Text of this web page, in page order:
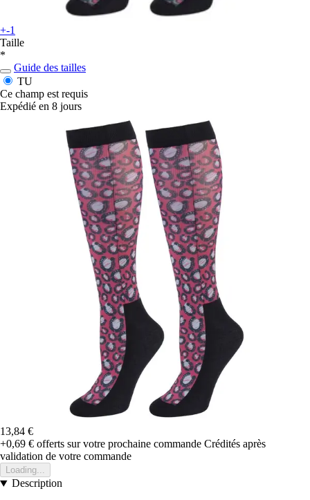
+-1
Taille
*
Guide des tailles
TU
Ce champ est requis
Expédié en 8 jours
13,84 €
+0,69 € offerts sur votre prochaine commande Crédités après
validation de votre commande
Loading...
Description